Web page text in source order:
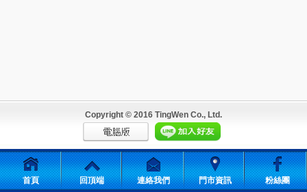
Copyright © 2016 TingWen Co., Ltd.
首頁 回頂端 連絡我們 門市資訊 粉絲團